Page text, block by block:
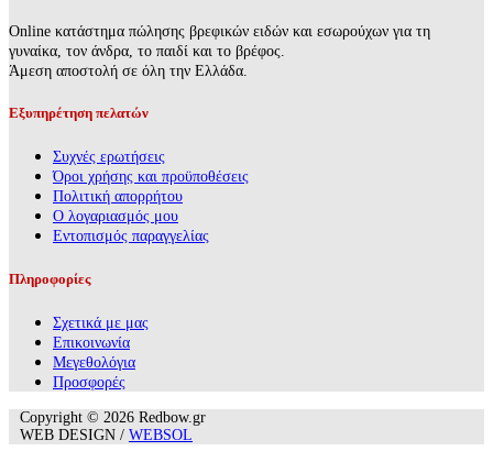
Online κατάστημα πώλησης βρεφικών ειδών και εσωρούχων για τη
γυναίκα, τον άνδρα, το παιδί και το βρέφος.
Άμεση αποστολή σε όλη την Ελλάδα.
Εξυπηρέτηση πελατών
Συχνές ερωτήσεις
Όροι χρήσης και προϋποθέσεις
Πολιτική απορρήτου
Ο λογαριασμός μου
Εντοπισμός παραγγελίας
Πληροφορίες
Σχετικά με μας
Επικοινωνία
Mεγεθολόγια
Προσφορές
Copyright © 2026 Redbow.gr
WEB DESIGN / WEBSOL